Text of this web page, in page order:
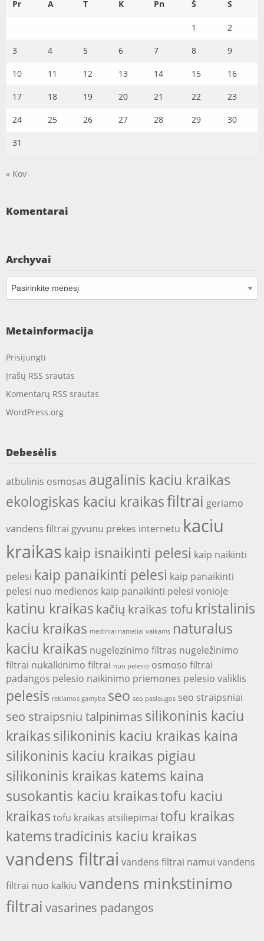
Pr A T K Pn Š S
1 2
3 4 5 6 7 8 9
10 11 12 13 14 15 16
17 18 19 20 21 22 23
24 25 26 27 28 29 30
31
« Kov
Komentarai
Archyvai
Archyvai
Metainformacija
Prisijungti
Įrašų RSS srautas
Komentarų RSS srautas
WordPress.org
Debesėlis
atbulinis osmosas augalinis kaciu kraikas
ekologiskas kaciu kraikasfiltrai geriamo
vandens filtrai gyvunu prekes internetu kaciu
kraikas kaip isnaikinti pelesi kaip naikinti
pelesi kaip panaikinti pelesi kaip panaikinti
pelesi nuo medienos kaip panaikinti pelesi vonioje
katinu kraikas kačių kraikas tofu kristalinis
kaciu kraikas mediniai nameliai vaikams naturalus
kaciu kraikas nugelezinimo filtras nugeležinimo
filtrai nukalkinimo filtrai nuo pelesio osmoso filtrai
padangos pelesio naikinimo priemones pelesio valiklis
pelesis reklamos gamyba seo seo paslaugos seo straipsniai
seo straipsniu talpinimas silikoninis kaciu
kraikassilikoninis kaciu kraikas kaina
silikoninis kaciu kraikas pigiau
silikoninis kraikas katems kaina
susokantis kaciu kraikastofu kaciu
kraikas tofu kraikas atsiliepimai tofu kraikas
katemstradicinis kaciu kraikas
vandens filtrai vandens filtrai namui vandens
filtrai nuo kalkiu vandens minkstinimo
filtrai vasarines padangos